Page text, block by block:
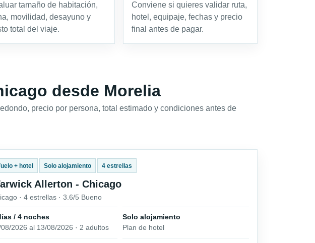
tamaño de habitación,
movilidad, desayuno y
total del viaje.
Conviene si quieres validar ruta,
hotel, equipaje, fechas y precio
final antes de pagar.
desde Morelia
precio por persona, total estimado y condiciones antes de
+ hotel Solo alojamiento 4 estrellas
Allerton - Chicago
· 4 estrellas · 3.6/5 Bueno
/ 4 noches
2026 al 13/08/2026 · 2 adultos
Solo alojamiento
Plan de hotel